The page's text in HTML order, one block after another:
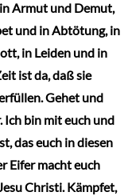
Armut und Demut,
und in Abtötung, in
in Leiden und in
ist da, daß sie
Gehet und
Ich bin mit euch und
das euch in diesen
Eifer macht euch
Christi. Kämpfet,